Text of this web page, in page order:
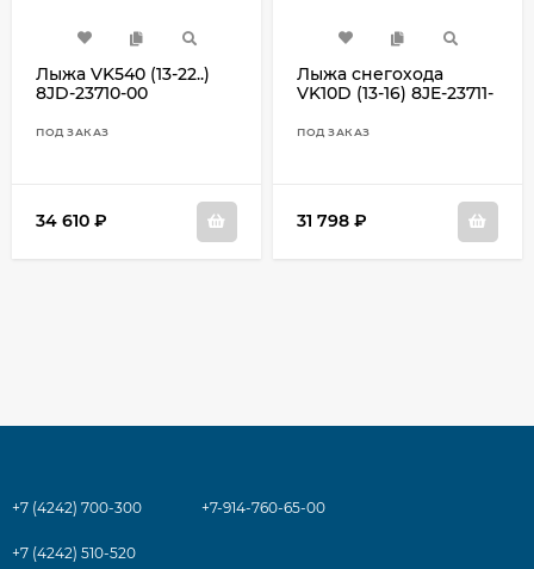
Лыжа VK540 (13-22..)
8JD-23710-00
ПОД ЗАКАЗ
34 610 ₽
Лыжа снегохода
VK10D (13-16) 8JE-23711-
ПОД ЗАКАЗ
31 798 ₽
+7 (4242) 700-300 +7-914-760-65-00
+7 (4242) 510-520